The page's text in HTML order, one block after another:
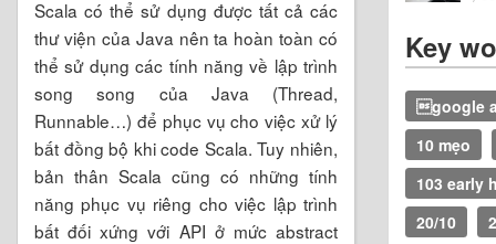
Scala có thể sử dụng được tất cả các
thư viện của Java nên ta hoàn toàn có
thể sử dụng các tính năng về lập trình
song song của Java (Thread,
Runnable…) để phục vụ cho việc xử lý
bất đồng bộ khi code Scala. Tuy nhiên,
bản thân Scala cũng có những tính
năng phục vụ riêng cho việc lập trình
bất đối xứng với API ở mức abstract
Key
google
10 mẹo
103 early
20/10